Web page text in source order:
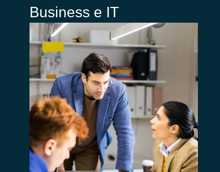
Business e IT